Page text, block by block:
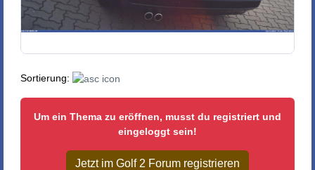
Sortierung:
Um ein Thema zu eröffnen, musst du registriert und
eingeloggt sein!
Jetzt im Golf 2 Forum registrieren